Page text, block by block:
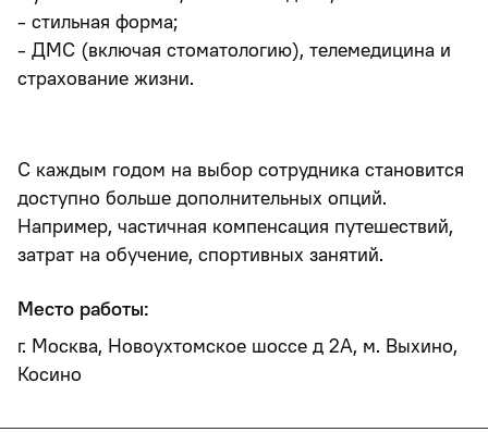
- стильная форма;
- ДМС (включая стоматологию), телемедицина и
страхование жизни.
С каждым годом на выбор сотрудника становится
доступно больше дополнительных опций.
Например, частичная компенсация путешествий,
затрат на обучение, спортивных занятий.
Место работы:
г. Москва, Новоухтомское шоссе д 2А, м. Выхино,
Косино